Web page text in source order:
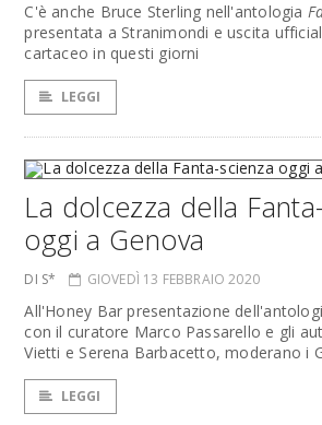
C'è anche Bruce Sterling nell'antologia
presentata a Stranimondi e uscita
cartaceo in questi giorni
LEGGI
La dolcezza della
oggi a Genova
DI S* GIOVEDÌ 13 FEBBRAIO 2020
All'Honey Bar presentazione
con il curatore Marco Passarello e gli
Vietti e Serena Barbacetto, moderano i
LEGGI